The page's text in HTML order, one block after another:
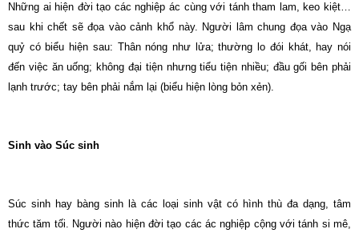
Những ai hiện đời tạo các nghiệp ác cùng với tánh tham lam, keo kiệt…
sau khi chết sẽ đọa vào cảnh khổ này. Người lâm chung đọa vào Ngạ
quỷ có biểu hiện sau: Thân nóng như lửa; thường lo đói khát, hay nói
đến việc ăn uống; không đại tiện nhưng tiểu tiện nhiều; đầu gối bên phải
lạnh trước; tay bên phải nắm lại (biểu hiện lòng bỏn xẻn).
Sinh vào Súc sinh
Súc sinh hay bàng sinh là các loại sinh vật có hình thù đa dạng, tâm
thức tăm tối. Người nào hiện đời tạo các ác nghiệp cộng với tánh si mê,